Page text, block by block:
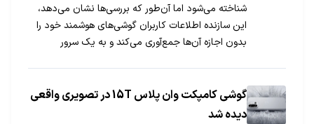
شناخته می‌شود اما آن‌طور که بررسی‌ها نشان می‌دهد،
این سازنده اطلاعات کاربران گوشی‌های هوشمند خود را
بدون اجازه آن‌ها جمع‌آوری می‌کند و به یک سرور
گوشی کامپکت وان پلاس 15T در تصویری واقعی
دیده شد